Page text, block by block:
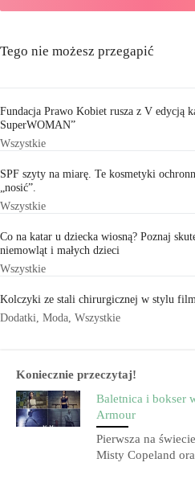
Tego nie możesz przegapić
Fundacja Prawo Kobiet rusza z V edycją
SuperWOMAN”
Wszystkie
SPF szyty na miarę. Te kosmetyki
„nosić”.
Wszystkie
Co na katar u dziecka wiosną? Poznaj
niemowląt i małych dzieci
Wszystkie
Kolczyki ze stali chirurgicznej w stylu
Dodatki, Moda, Wszystkie
Koniecznie przeczytaj!
Baletnica i bokser
Armour
Pierwsza na
Misty Copeland